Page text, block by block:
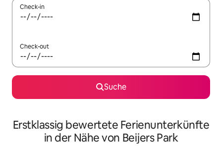
Check-in
Check-out
Suche
Erstklassig bewertete Ferienunterkünfte
in der Nähe von Beijers Park